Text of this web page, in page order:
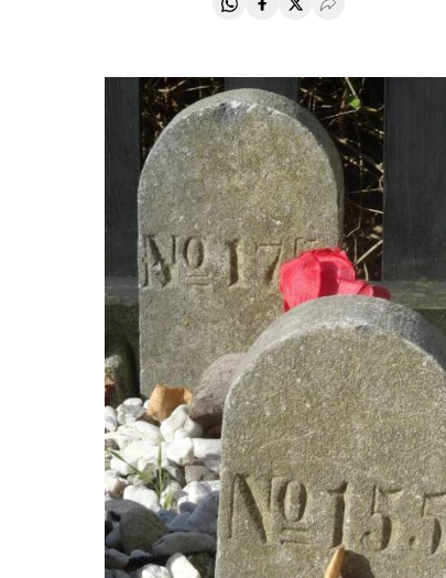
Compartir en Whatsapp
Compartir en Facebook
Compartir en Twitter
Desplegar